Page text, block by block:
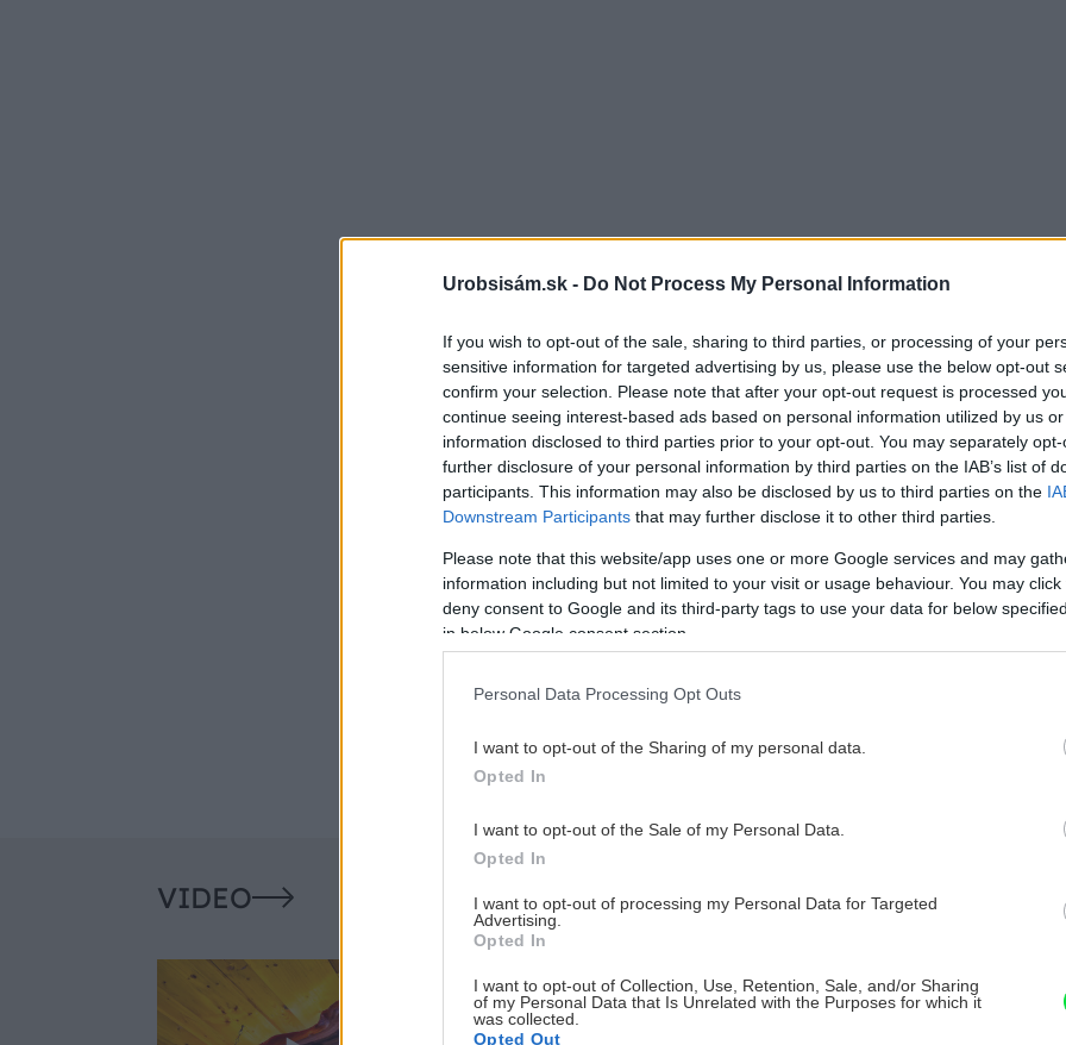
Urobsisám.sk - Do Not Process My Personal Information
If you wish to opt-out of the sale, sharing to third parties, or processing of your
sensitive information for targeted advertising by us, please use the below opt-out
confirm your selection. Please note that after your opt-out request is processed
continue seeing interest-based ads based on personal information utilized by us
information disclosed to third parties prior to your opt-out. You may separately
further disclosure of your personal information by third parties on the IAB’s list of
participants. This information may also be disclosed by us to third parties on the
Downstream Participants that may further disclose it to other third parties.
Please note that this website/app uses one or more Google services and may
information including but not limited to your visit or usage behaviour. You may
deny consent to Google and its third-party tags to use your data for below
in below Google consent section.
Personal Data Processing Opt Outs
I want to opt-out of the Sharing of my personal data.
Opted In
I want to opt-out of the Sale of my Personal Data.
Opted In
I want to opt-out of processing my Personal Data for Targeted
Advertising.
Opted In
I want to opt-out of Collection, Use, Retention, Sale, and/or Sharing
of my Personal Data that Is Unrelated with the Purposes for which it
was collected.
Opted Out
VIDEO